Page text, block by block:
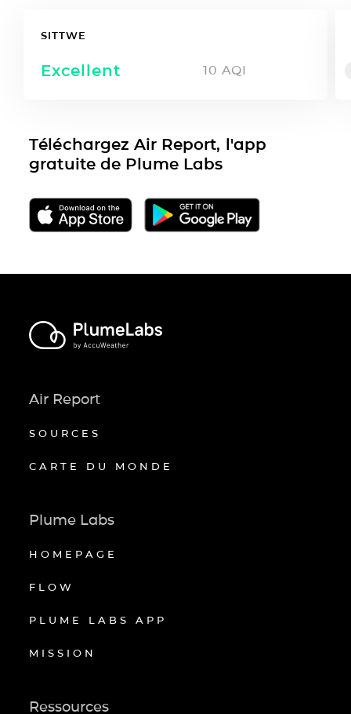
SITTWE
Excellent 10 AQI
Téléchargez Air Report, l'app
gratuite de Plume Labs
Air Report
SOURCES
CARTE DU MONDE
Plume Labs
HOMEPAGE
FLOW
PLUME LABS APP
MISSION
Ressources